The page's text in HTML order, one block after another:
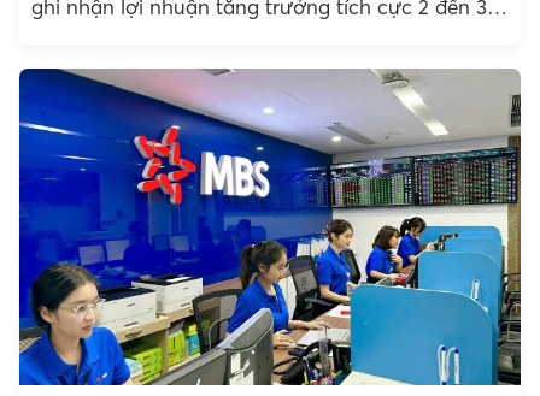
ghi nhận lợi nhuận tăng trưởng tích cực 2 đến 3